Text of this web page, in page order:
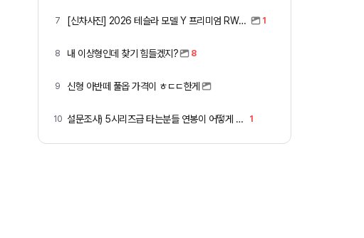
7 [신차사진] 2026 테슬라 모델 Y 프리미엄 RWD (펄 화이트 + 블랙시트) 1
8 내 이상형인데 찾기 힘들겠지? 8
9 신형 아반떼 풀옵 가격이 ㅎㄷㄷ한게
10 설문조사) 5시리즈급 타는분들 연봉이 어떻게 되세요 1